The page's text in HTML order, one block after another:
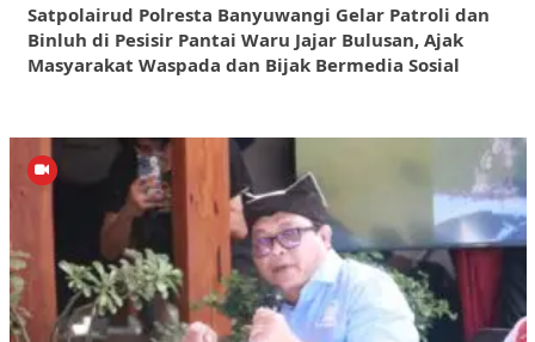
Satpolairud Polresta Banyuwangi Gelar Patroli dan
Binluh di Pesisir Pantai Waru Jajar Bulusan, Ajak
Masyarakat Waspada dan Bijak Bermedia Sosial